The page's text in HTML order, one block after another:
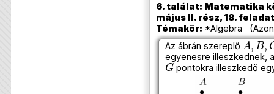
6. találat: Matematika
május II. rész, 18. feladat
Témakör: *Algebra
Az ábrán szereplő
A,B,C,
egyenesre illeszkednek,
G
pontokra illeszkedő